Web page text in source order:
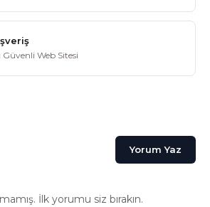
Güvenli Web Sitesi
Yorum Yaz
İlk yorumu siz bırakın.